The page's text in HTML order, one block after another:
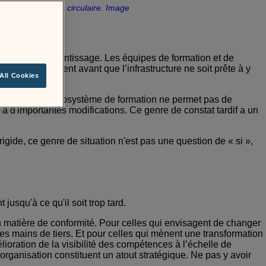
d’apprentissage. Les équipes de formation et de
arrivent avant que l’infrastructure ne soit prête à y
que son écosystème de formation ne permet pas de
d'importantes modifications. Ce genre de constat tardif a un
ce genre de situation n'est pas une question de « si »,
jusqu'à ce qu'il soit trop tard.
de conformité. Pour celles qui envisagent de changer
mains de tiers. Et pour celles qui mènent une transformation
de la visibilité des compétences à l’échelle de
constituent un atout stratégique. Ne pas y avoir
Cookies